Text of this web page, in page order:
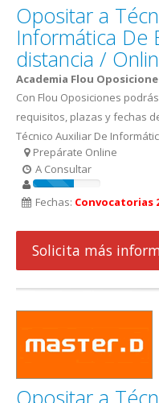
Opositar a
Informática De
distancia /
Academia Flou
Con Flou Oposiciones
requisitos, plazas y fechas
Técnico Auxiliar De
Prepárate Online
A Consultar
Fechas: Convocatorias
Solicita más
Opositar a